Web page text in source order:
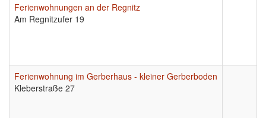
Ferienwohnungen an der Regnitz
Am Regnitzufer 19
Ferienwohnung im Gerberhaus - kleiner Gerberboden
Kleberstraße 27